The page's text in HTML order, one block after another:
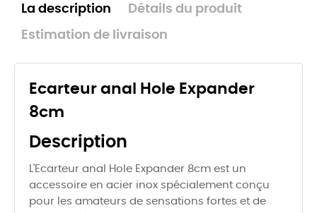
La description Détails du produit
Estimation de livraison
Ecarteur anal Hole Expander
8cm
Description
L'Ecarteur anal Hole Expander 8cm est un
accessoire en acier inox spécialement conçu
pour les amateurs de sensations fortes et de